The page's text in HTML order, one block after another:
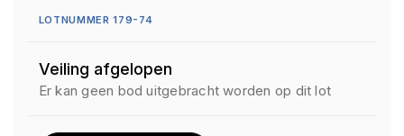
LOTNUMMER 179-74
Veiling afgelopen
Er kan geen bod uitgebracht worden op dit lot